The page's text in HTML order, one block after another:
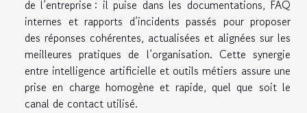
de l’entreprise : il puise dans les documentations, FAQ
internes et rapports d’incidents passés pour proposer
des réponses cohérentes, actualisées et alignées sur les
meilleures pratiques de l’organisation. Cette synergie
entre intelligence artificielle et outils métiers assure une
prise en charge homogène et rapide, quel que soit le
canal de contact utilisé.